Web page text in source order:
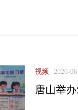
视频 2026-
唐山举